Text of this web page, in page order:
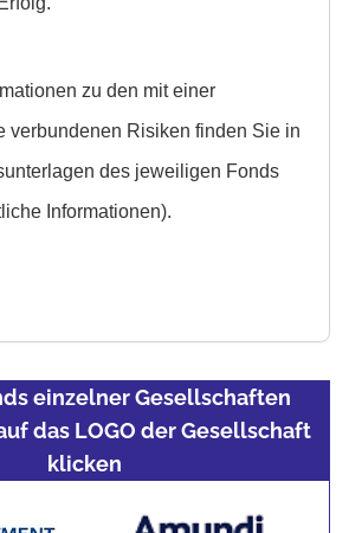
zu den mit einer
verbundenen Risiken finden Sie in
des jeweiligen Fonds
Informationen).
einzelner Gesellschaften
das LOGO der Gesellschaft
klicken